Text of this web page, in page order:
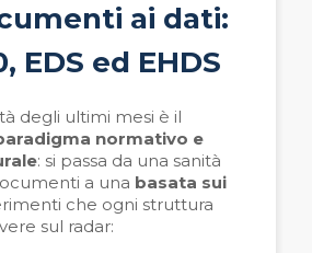
ai dati:
EDS ed EHDS
degli ultimi mesi è il
normativo e
: si passa da una sanità
a una basata sui
che ogni struttura
sul radar: